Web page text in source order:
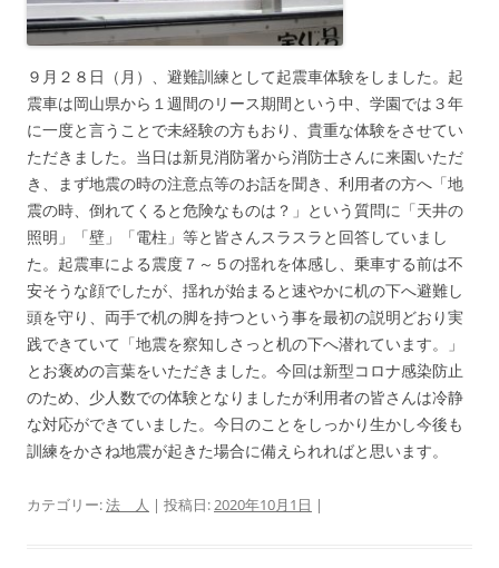
９月２８日（月）、避難訓練として起震車体験をしました。起
震車は岡山県から１週間のリース期間という中、学園では３年
に一度と言うことで未経験の方もおり、貴重な体験をさせてい
ただきました。当日は新見消防署から消防士さんに来園いただ
き、まず地震の時の注意点等のお話を聞き、利用者の方へ「地
震の時、倒れてくると危険なものは？」という質問に「天井の
照明」「壁」「電柱」等と皆さんスラスラと回答していまし
た。起震車による震度７～５の揺れを体感し、乗車する前は不
安そうな顔でしたが、揺れが始まると速やかに机の下へ避難し
頭を守り、両手で机の脚を持つという事を最初の説明どおり実
践できていて「地震を察知しさっと机の下へ潜れています。」
とお褒めの言葉をいただきました。今回は新型コロナ感染防止
のため、少人数での体験となりましたが利用者の皆さんは冷静
な対応ができていました。今日のことをしっかり生かし今後も
訓練をかさね地震が起きた場合に備えられればと思います。
カテゴリー:法 人 | 投稿日:2020年10月1日 |